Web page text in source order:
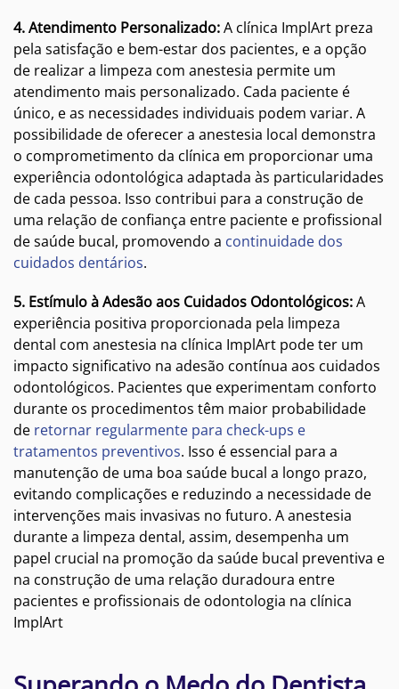
4. Atendimento Personalizado:A clínica ImplArt preza
pela satisfação e bem-estar dos pacientes, e a opção
de realizar a limpeza com anestesia permite um
atendimento mais personalizado. Cada paciente é
único, e as necessidades individuais podem variar. A
possibilidade de oferecer a anestesia local demonstra
o comprometimento da clínica em proporcionar uma
experiência odontológica adaptada às particularidades
de cada pessoa. Isso contribui para a construção de
uma relação de confiança entre paciente e profissional
de saúde bucal, promovendo a continuidade dos
cuidados dentários.
5. Estímulo à Adesão aos Cuidados Odontológicos:A
experiência positiva proporcionada pela limpeza
dental com anestesia na clínica ImplArt pode ter um
impacto significativo na adesão contínua aos cuidados
odontológicos. Pacientes que experimentam conforto
durante os procedimentos têm maior probabilidade
de retornar regularmente para check-ups e
tratamentos preventivos. Isso é essencial para a
manutenção de uma boa saúde bucal a longo prazo,
evitando complicações e reduzindo a necessidade de
intervenções mais invasivas no futuro. A anestesia
durante a limpeza dental, assim, desempenha um
papel crucial na promoção da saúde bucal preventiva e
na construção de uma relação duradoura entre
pacientes e profissionais de odontologia na clínica
ImplArt